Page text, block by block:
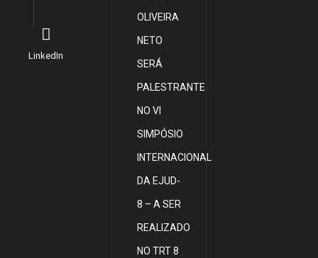
LinkedIn
OLIVEIRA
NETO
SERÁ
PALESTRANTE
NO VI
SIMPÓSIO
INTERNACIONAL
DA EJUD-
8 – A SER
REALIZADO
NO TRT 8